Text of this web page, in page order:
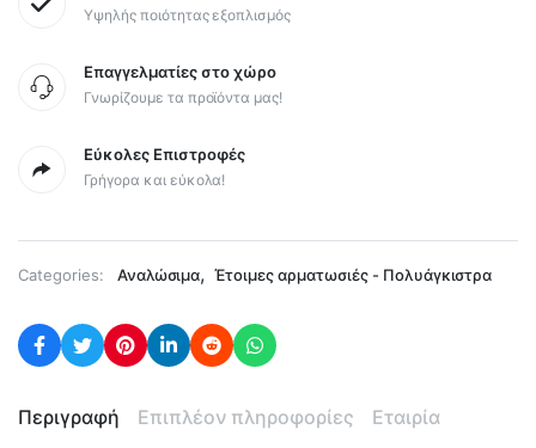
Υψηλής ποιότητας εξοπλισμός
Επαγγελματίες στο χώρο
Γνωρίζουμε τα προϊόντα μας!
Εύκολες Επιστροφές
Γρήγορα και εύκολα!
Categories: Αναλώσιμα, Έτοιμες αρματωσιές - Πολυάγκιστρα
Περιγραφή Επιπλέον πληροφορίες Εταιρία